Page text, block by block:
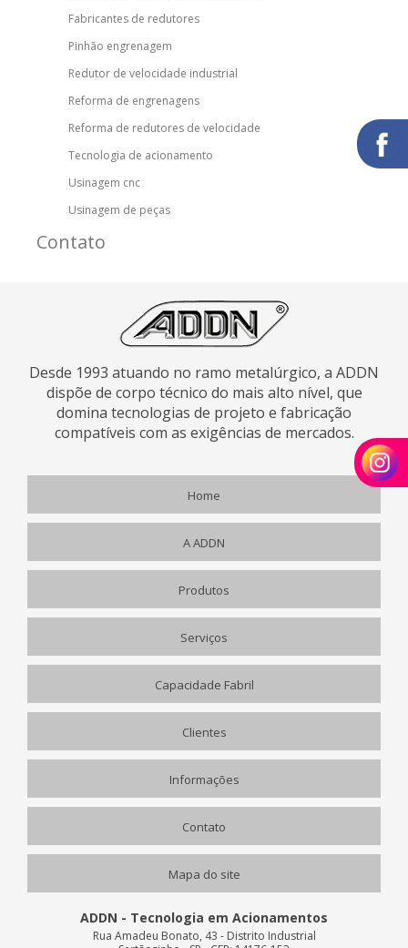
Fabricantes de redutores
Pinhão engrenagem
Redutor de velocidade industrial
Reforma de engrenagens
Reforma de redutores de velocidade
Tecnologia de acionamento
Usinagem cnc
Usinagem de peças
Contato
Desde 1993 atuando no ramo metalúrgico, a ADDN
dispõe de corpo técnico do mais alto nível, que
domina tecnologias de projeto e fabricação
compatíveis com as exigências de mercados.
Home
A ADDN
Produtos
Serviços
Capacidade Fabril
Clientes
Informações
Contato
Mapa do site
ADDN - Tecnologia em Acionamentos
Rua Amadeu Bonato, 43 - Distrito Industrial